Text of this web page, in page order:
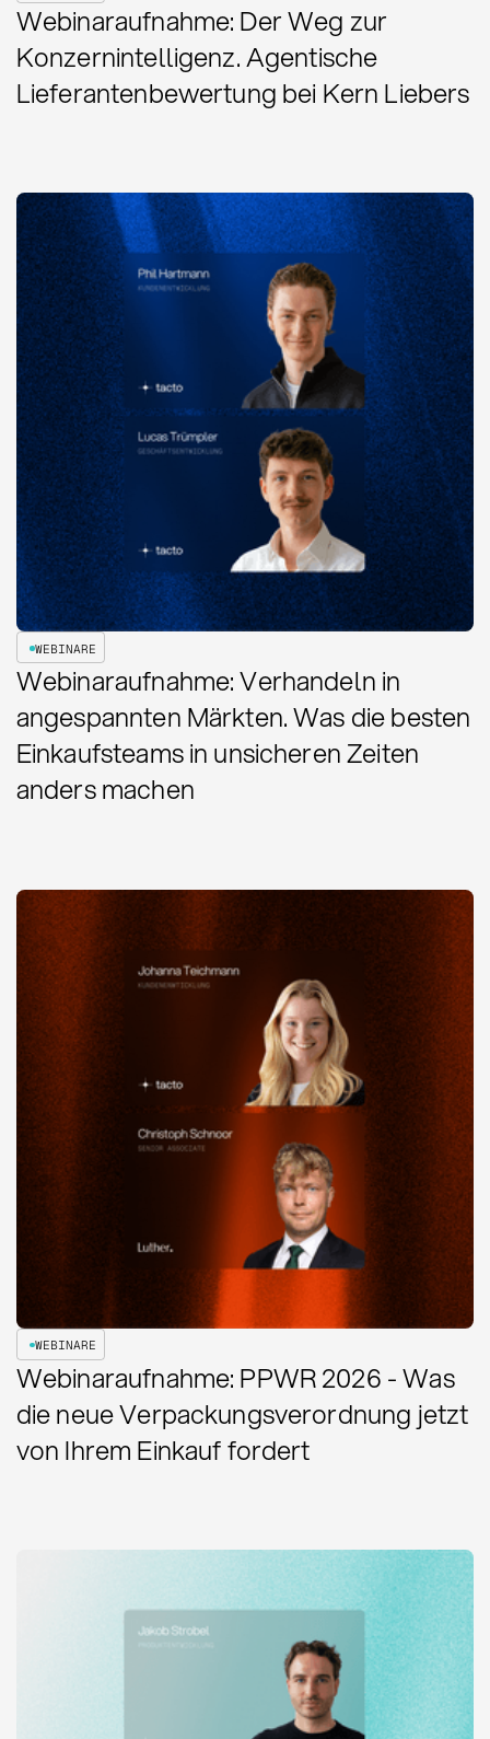
Webinaraufnahme: Der Weg zur
Konzernintelligenz. Agentische
Lieferantenbewertung bei Kern Liebers
WEBINARE
Webinaraufnahme: Verhandeln in
angespannten Märkten. Was die besten
Einkaufsteams in unsicheren Zeiten
anders machen
WEBINARE
Webinaraufnahme: PPWR 2026 - Was
die neue Verpackungsverordnung jetzt
von Ihrem Einkauf fordert